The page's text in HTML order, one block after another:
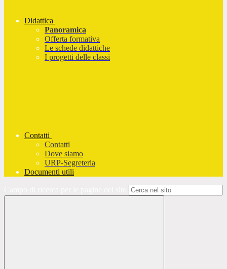
Didattica
Panoramica
Offerta formativa
Le schede didattiche
I progetti delle classi
Contatti
Contatti
Dove siamo
URP-Segreteria
Documenti utili